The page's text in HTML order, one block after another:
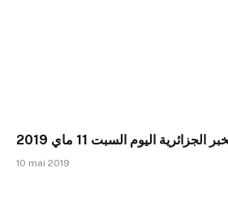
اليوم السبت 11 ماي 2019
10 mai 2019